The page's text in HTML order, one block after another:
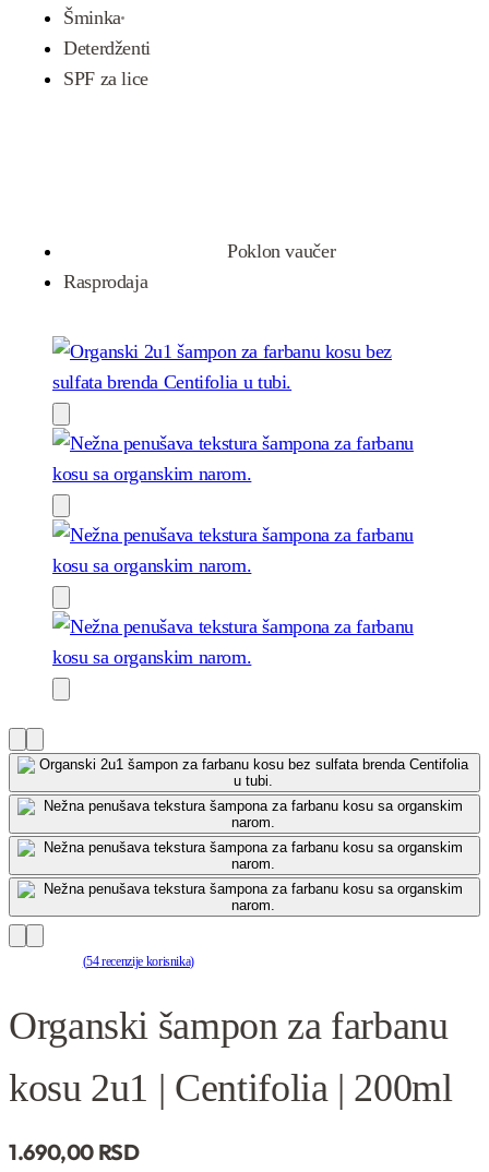
Šminka
Deterdženti
SPF za lice
Poklon vaučer
Rasprodaja
(54recenzije korisnika)
Organski šampon za farbanu
kosu 2u1 | Centifolia | 200ml
1.690,00 RSD